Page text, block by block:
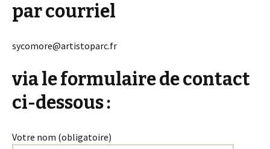
par courriel
sycomore@artistoparc.fr
via le formulaire de contact
ci-dessous :
Votre nom (obligatoire)